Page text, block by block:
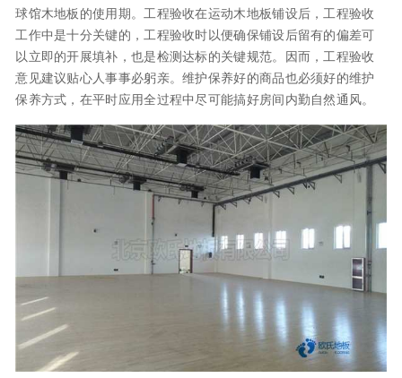
球馆木地板的使用期。工程验收在运动木地板铺设后，工程验收
工作中是十分关键的，工程验收时以便确保铺设后留有的偏差可
以立即的开展填补，也是检测达标的关键规范。因而，工程验收
意见建议贴心人事事必躬亲。维护保养好的商品也必须好的维护
保养方式，在平时应用全过程中尽可能搞好房间内勤自然通风。